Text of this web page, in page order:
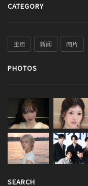
CATEGORY
主页 新闻 图片
PHOTOS
SEARCH